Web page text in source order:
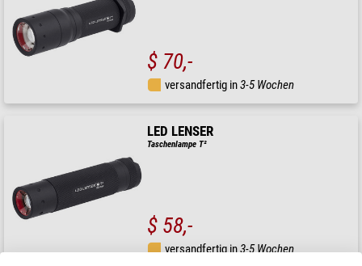
$ 70,-
versandfertig in3-5 Wochen
LED LENSER
Taschenlampe T²
$ 58,-
versandfertig in3-5 Wochen